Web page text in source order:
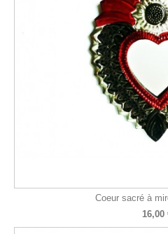
Coeur sacré à
16,00